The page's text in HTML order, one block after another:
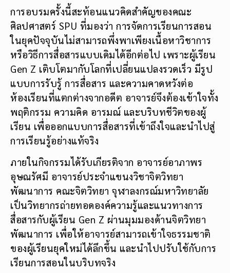
การอบรมครั้งนี้สะท้อนแนวคิดสำคัญของคณะ
ศิลปศาสตร์ SPU ที่มองว่า การจัดการเรียนการสอน
ในยุคปัจจุบันไม่สามารถพึ่งพาเพียงเนื้อหาวิชาการ
หรือวิธีการสื่อสารแบบเดิมได้อีกต่อไป เพราะผู้เรียน
Gen Z เติบโตมากับโลกที่เปลี่ยนแปลงรวดเร็ว มีรูป
แบบการรับรู้ การสื่อสาร และความคาดหวังต่อ
ห้องเรียนที่แตกต่างจากอดีต อาจารย์จึงต้องเข้าใจทั้ง
พฤติกรรม ความคิด อารมณ์ และบริบทชีวิตของผู้
เรียน เพื่อออกแบบการสื่อสารที่เข้าถึงใจและนำไปสู่
การเรียนรู้อย่างแท้จริง
ภายในกิจกรรมได้รับเกียรติจาก อาจารย์อาภาพร
อุษณรัศมี อาจารย์ประจำแขนงวิชาจิตวิทยา
พัฒนาการ คณะจิตวิทยา จุฬาลงกรณ์มหาวิทยาลัย
เป็นวิทยากรถ่ายทอดองค์ความรู้และแนวทางการ
สื่อสารกับผู้เรียน Gen Z ผ่านมุมมองด้านจิตวิทยา
พัฒนาการ เพื่อให้อาจารย์สามารถเข้าใจธรรมชาติ
ของผู้เรียนยุคใหม่ได้ลึกขึ้น และนำไปปรับใช้กับการ
เรียนการสอนในบริบทจริง